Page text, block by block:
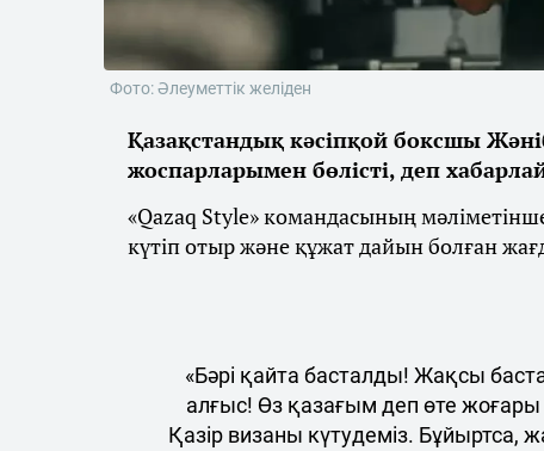
Фото: Әлеуметтік желіден
Қазақстандық кәсіпқой боксшы
жоспарларымен бөлісті, деп
«Qazaq Style» командасының
күтіп отыр және құжат дайын болған
«Бәрі қайта басталды! Жақсы
алғыс! Өз қазағым деп өте
Қазір визаны күтудеміз. Бұйыртса,